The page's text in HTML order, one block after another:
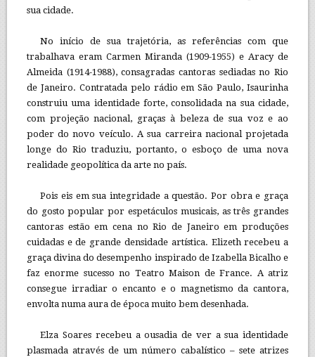
sua cidade.
No início de sua trajetória, as referências com que
trabalhava eram Carmen Miranda (1909-1955) e Aracy de
Almeida (1914-1988), consagradas cantoras sediadas no Rio
de Janeiro. Contratada pelo rádio em São Paulo, Isaurinha
construiu uma identidade forte, consolidada na sua cidade,
com projeção nacional, graças à beleza de sua voz e ao
poder do novo veículo. A sua carreira nacional projetada
longe do Rio traduziu, portanto, o esboço de uma nova
realidade geopolítica da arte no país.
Pois eis em sua integridade a questão. Por obra e graça
do gosto popular por espetáculos musicais, as três grandes
cantoras estão em cena no Rio de Janeiro em produções
cuidadas e de grande densidade artística. Elizeth recebeu a
graça divina do desempenho inspirado de Izabella Bicalho e
faz enorme sucesso no Teatro Maison de France. A atriz
consegue irradiar o encanto e o magnetismo da cantora,
envolta numa aura de época muito bem desenhada.
Elza Soares recebeu a ousadia de ver a sua identidade
plasmada através de um número cabalístico – sete atrizes